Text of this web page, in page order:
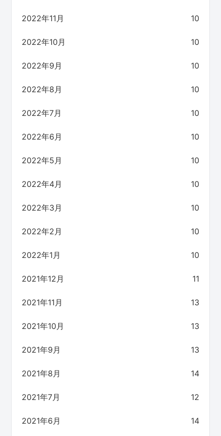
2022年11月 10
2022年10月 10
2022年9月 10
2022年8月 10
2022年7月 10
2022年6月 10
2022年5月 10
2022年4月 10
2022年3月 10
2022年2月 10
2022年1月 10
2021年12月 11
2021年11月 13
2021年10月 13
2021年9月 13
2021年8月 14
2021年7月 12
2021年6月 14